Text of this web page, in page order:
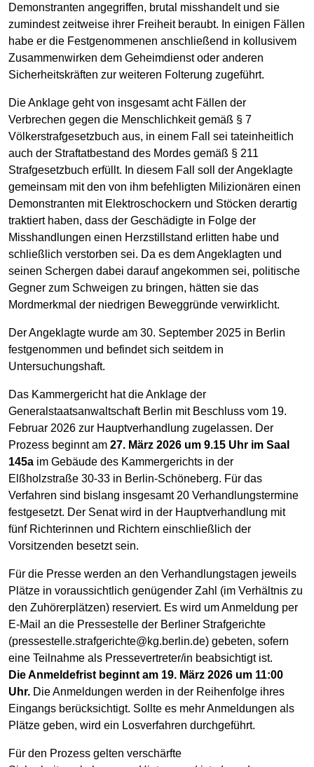
Demonstranten angegriffen, brutal misshandelt und sie
zumindest zeitweise ihrer Freiheit beraubt. In einigen Fällen
habe er die Festgenommenen anschließend in kollusivem
Zusammenwirken dem Geheimdienst oder anderen
Sicherheitskräften zur weiteren Folterung zugeführt.
Die Anklage geht von insgesamt acht Fällen der
Verbrechen gegen die Menschlichkeit gemäß § 7
Völkerstrafgesetzbuch aus, in einem Fall sei tateinheitlich
auch der Straftatbestand des Mordes gemäß § 211
Strafgesetzbuch erfüllt. In diesem Fall soll der Angeklagte
gemeinsam mit den von ihm befehligten Milizionären einen
Demonstranten mit Elektroschockern und Stöcken derartig
traktiert haben, dass der Geschädigte in Folge der
Misshandlungen einen Herzstillstand erlitten habe und
schließlich verstorben sei. Da es dem Angeklagten und
seinen Schergen dabei darauf angekommen sei, politische
Gegner zum Schweigen zu bringen, hätten sie das
Mordmerkmal der niedrigen Beweggründe verwirklicht.
Der Angeklagte wurde am 30. September 2025 in Berlin
festgenommen und befindet sich seitdem in
Untersuchungshaft.
Das Kammergericht hat die Anklage der
Generalstaatsanwaltschaft Berlin mit Beschluss vom 19.
Februar 2026 zur Hauptverhandlung zugelassen. Der
Prozess beginnt am 27. März 2026 um 9.15 Uhr im Saal
145a im Gebäude des Kammergerichts in der
Elßholzstraße 30-33 in Berlin-Schöneberg. Für das
Verfahren sind bislang insgesamt 20 Verhandlungstermine
festgesetzt. Der Senat wird in der Hauptverhandlung mit
fünf Richterinnen und Richtern einschließlich der
Vorsitzenden besetzt sein.
Für die Presse werden an den Verhandlungstagen jeweils
Plätze in voraussichtlich genügender Zahl (im Verhältnis zu
den Zuhörerplätzen) reserviert. Es wird um Anmeldung per
E-Mail an die Pressestelle der Berliner Strafgerichte
(pressestelle.strafgerichte@kg.berlin.de) gebeten, sofern
eine Teilnahme als Pressevertreter/in beabsichtigt ist.
Die Anmeldefrist beginnt am 19. März 2026 um 11:00
Uhr. Die Anmeldungen werden in der Reihenfolge ihres
Eingangs berücksichtigt. Sollte es mehr Anmeldungen als
Plätze geben, wird ein Losverfahren durchgeführt.
Für den Prozess gelten verschärfte